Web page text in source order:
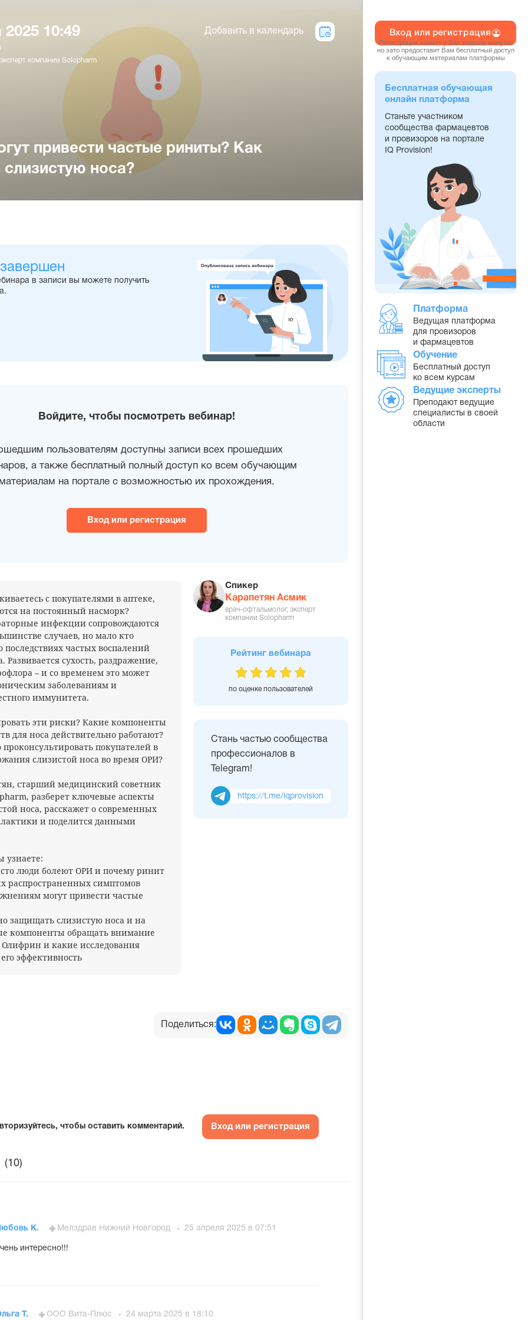
10:49
компании Solopharm
Добавить в календарь
привести частые риниты? Как
слизистую носа?
в записи вы можете получить
Войдите, чтобы посмотреть вебинар!
пользователям доступны записи всех прошедших
а также бесплатный полный доступ ко всем обучающим
на портале с возможностью их прохождения.
Вход или регистрация
с покупателями в аптеке,
на постоянный насморк?
инфекции сопровождаются
случаев, но мало кто
последствиях частых воспалений
Развивается сухость, раздражение,
– и со временем это может
заболеваниям и
иммунитета.
эти риски? Какие компоненты
для носа действительно работают?
покупателей в
слизистой носа во время ОРИ?
старший медицинский советник
разберет ключевые аспекты
носа, расскажет о современных
и поделится данными
узнаете:
люди болеют ОРИ и почему ринит
распространенных симптомов
могут привести частые
защищать слизистую носа и на
компоненты обращать внимание
Олифрин и какие исследования
эффективность
Спикер
Карапетян Асмик
врач-офтальмолог, эксперт
компании Solopharm
Рейтинг вебинара
по оценке пользователей
Стань частью сообщества
профессионалов в
Telegram!
https://t.me/iqprovision
Поделиться:
чтобы оставить комментарий. Вход или регистрация
(10)
К. Мелздрав Нижний Новгород 25 апреля 2025 в 07:51
интересно!!!
Т. ООО Вита-Плюс 24 марта 2025 в 18:10
Вход или регистрация
Регистрация займет у Вас меньше минуты,
но зато предоставит Вам бесплатный доступ
к обучающим материалам платформы
Бесплатная обучающая
онлайн платформа
Станьте участником
сообщества фармацевтов
и провизоров на портале
IQ Provision!
Платформа
Ведущая платформа
для провизоров
и фармацевтов
Обучение
Бесплатный доступ
ко всем курсам
Ведущие эксперты
Преподают ведущие
специалисты в своей
области